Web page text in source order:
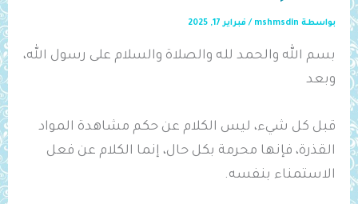
بواسطة mshmsdin
/فبراير 17, 2025
بسم الله والحمد لله والصلاة والسلام على رسول الله،
وبعد
قبل كل شيء، ليس الكلام عن حكم مشاهدة المواد
القذرة، فإنها محرمة بكل حال، إنما الكلام عن فعل
الاستمناء بنفسه.